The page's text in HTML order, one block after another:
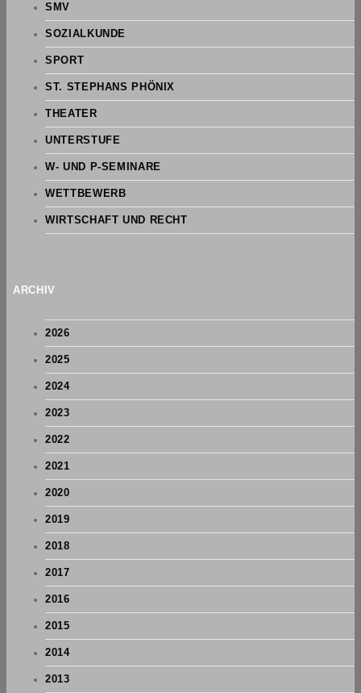
SMV
SOZIALKUNDE
SPORT
ST. STEPHANS PHÖNIX
THEATER
UNTERSTUFE
W- UND P-SEMINARE
WETTBEWERB
WIRTSCHAFT UND RECHT
ARCHIV
2026
2025
2024
2023
2022
2021
2020
2019
2018
2017
2016
2015
2014
2013